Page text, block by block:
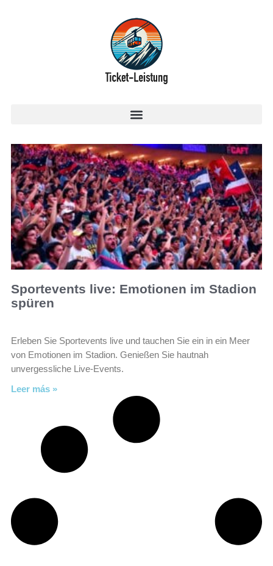
Sportevents live: Emotionen im Stadion
spüren
Erleben Sie Sportevents live und tauchen Sie ein in ein Meer
von Emotionen im Stadion. Genießen Sie hautnah
unvergessliche Live-Events.
Leer más »